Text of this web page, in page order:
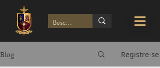
Blog Registre-se